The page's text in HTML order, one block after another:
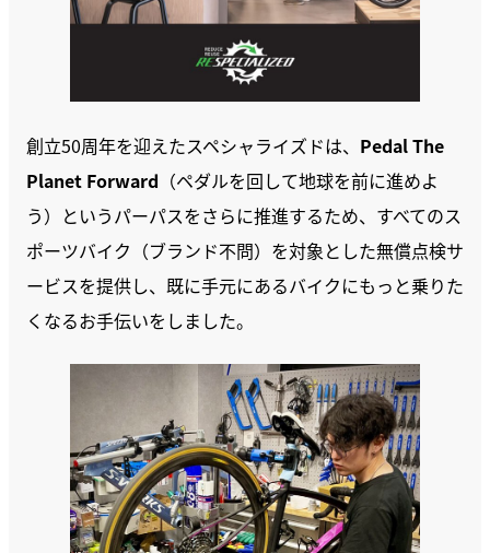
創立50周年を迎えたスペシャライズドは、 Pedal The
Planet Forward （ペダルを回して地球を前に進めよ
う）というパーパスをさらに推進するため、すべてのス
ポーツバイク（ブランド不問）を対象とした無償点検サ
ービスを提供し、既に手元にあるバイクにもっと乗りた
くなるお手伝いをしました。